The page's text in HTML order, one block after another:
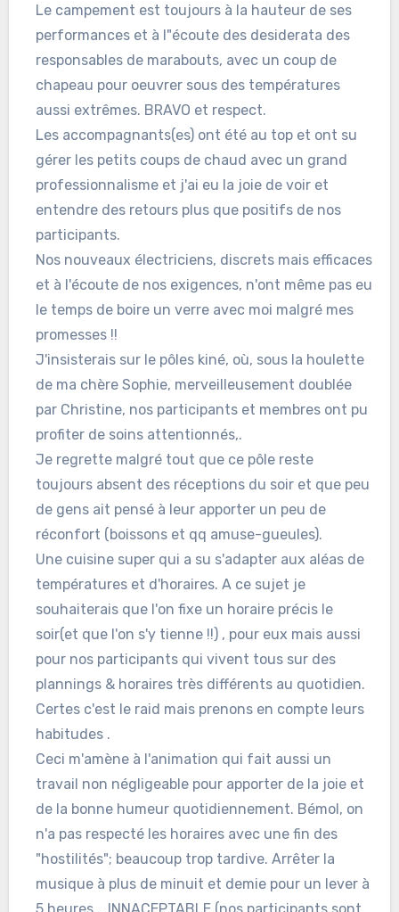
Le campement est toujours à la hauteur de ses
performances et à l"écoute des desiderata des
responsables de marabouts, avec un coup de
chapeau pour oeuvrer sous des températures
aussi extrêmes. BRAVO et respect.
Les accompagnants(es) ont été au top et ont su
gérer les petits coups de chaud avec un grand
professionnalisme et j'ai eu la joie de voir et
entendre des retours plus que positifs de nos
participants.
Nos nouveaux électriciens, discrets mais efficaces
et à l'écoute de nos exigences, n'ont même pas eu
le temps de boire un verre avec moi malgré mes
promesses !!
J'insisterais sur le pôles kiné, où, sous la houlette
de ma chère Sophie, merveilleusement doublée
par Christine, nos participants et membres ont pu
profiter de soins attentionnés,.
Je regrette malgré tout que ce pôle reste
toujours absent des réceptions du soir et que peu
de gens ait pensé à leur apporter un peu de
réconfort (boissons et qq amuse-gueules).
Une cuisine super qui a su s'adapter aux aléas de
températures et d'horaires. A ce sujet je
souhaiterais que l'on fixe un horaire précis le
soir(et que l'on s'y tienne !!) , pour eux mais aussi
pour nos participants qui vivent tous sur des
plannings & horaires très différents au quotidien.
Certes c'est le raid mais prenons en compte leurs
habitudes .
Ceci m'amène à l'animation qui fait aussi un
travail non négligeable pour apporter de la joie et
de la bonne humeur quotidiennement. Bémol, on
n'a pas respecté les horaires avec une fin des
"hostilités"; beaucoup trop tardive. Arrêter la
musique à plus de minuit et demie pour un lever à